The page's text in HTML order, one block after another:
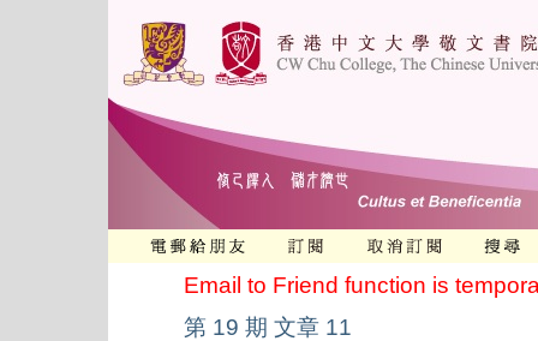
Email to Friend function is
第 19 期 文章 11